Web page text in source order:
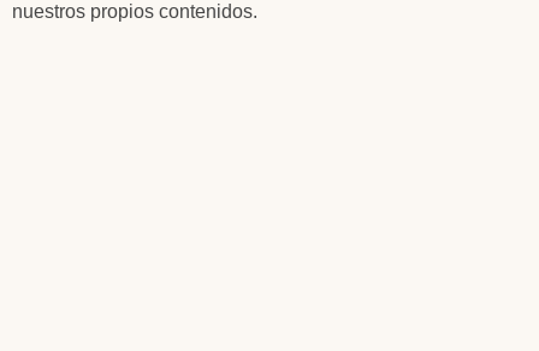
nuestros propios contenidos.